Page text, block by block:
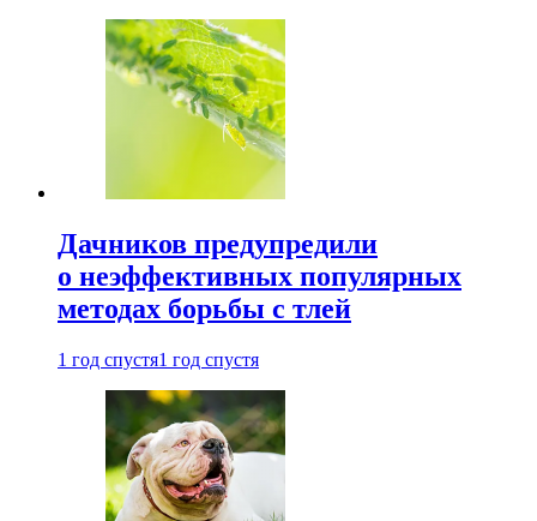
Дачников предупредили
о неэффективных популярных
методах борьбы с тлей
1 год спустя1 год спустя